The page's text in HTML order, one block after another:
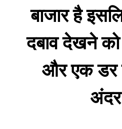
बाजार है
दबाव देखने को
और एक डर
अंदर